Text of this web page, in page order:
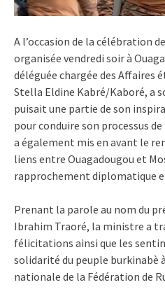
A l’occasion de la célébration
organisée vendredi soir à
déléguée chargée des Affaires
Stella Eldine Kabré/Kaboré, a
puisait une partie de son
pour conduire son processus
a également mis en avant le
liens entre Ouagadougou et
rapprochement diplomatique
Prenant la parole au nom du
Ibrahim Traoré, la ministre a
félicitations ainsi que les
solidarité du peuple burkinabè
nationale de la Fédération de